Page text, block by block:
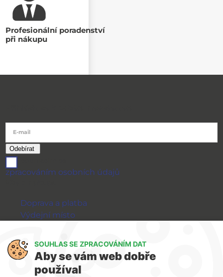
Profesionální poradenství
při nákupu
E-mail
zpracováním osobních údajů
Doprava a platba
Výdejní místo
GDPR
WIRPO s.r.o.
SOUHLAS SE ZPRACOVÁNÍM DAT
Aby se vám web dobře
používal